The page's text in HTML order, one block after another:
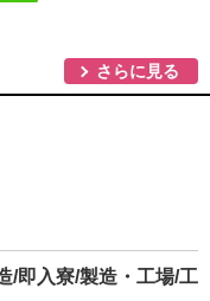
さらに見る
/即入寮/製造・工場/工